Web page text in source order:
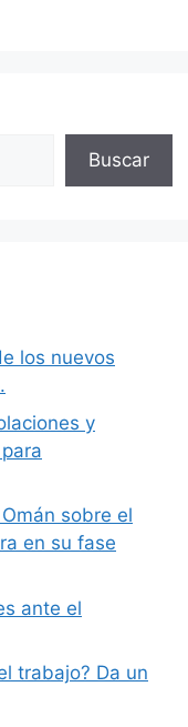
Buscar
los nuevos
y
sobre el
en su fase
ante el
trabajo? Da un